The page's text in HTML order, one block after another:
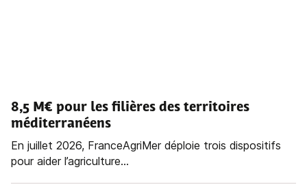
8,5 M€ pour les filières des territoires
méditerranéens
En juillet 2026, FranceAgriMer déploie trois dispositifs
pour aider l’agriculture...